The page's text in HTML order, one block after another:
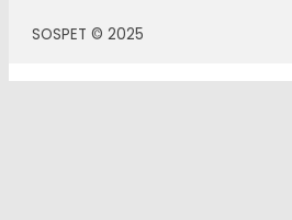
SOSPET © 2025